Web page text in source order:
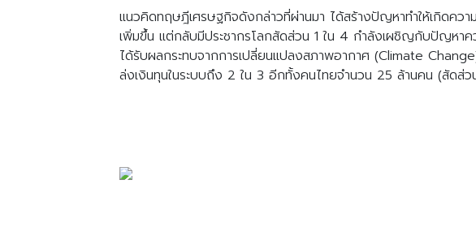
แนวคิดทฤษฎีเศรษฐกิจดังกล่าวที่ผ่านมา ได้สร้างปัญหาทำให้เกิดคว
เพิ่มขึ้น แต่กลับมีประชากรโลกสัดส่วน 1 ใน 4 กำลังเผชิญกับปัญหาค
ได้รับผลกระทบจากการเปลี่ยนแปลงสภาพอากาศ (Climate
ล่งเงินทุนในระบบถึง 2 ใน 3 อีกทั้งคนไทยจำนวน 25 ล้านคน (สัดส่